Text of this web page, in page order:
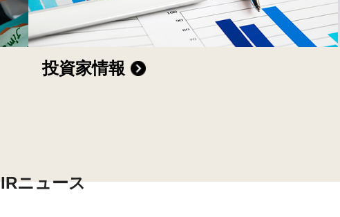
投資家情報
IRニュース